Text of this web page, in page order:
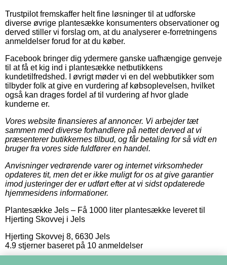
Trustpilot fremskaffer helt fine løsninger til at udforske
diverse øvrige plantesække konsumenters observationer og
derved stiller vi forslag om, at du analyserer e-forretningens
anmeldelser forud for at du køber.
Facebook bringer dig ydermere ganske uafhængige genveje
til at få et kig ind i plantesække netbutikkens
kundetilfredshed. I øvrigt møder vi en del webbutikker som
tilbyder folk at give en vurdering af købsoplevelsen, hvilket
også kan drages fordel af til vurdering af hvor glade
kunderne er.
Vores website finansieres af annoncer. Vi arbejder tæt
sammen med diverse forhandlere på nettet derved at vi
præsenterer butikkernes tilbud, og får betaling for så vidt en
bruger fra vores side fuldfører en handel.
Anvisninger vedrørende varer og internet virksomheder
opdateres tit, men det er ikke muligt for os at give garantier
imod justeringer der er udført efter at vi sidst opdaterede
hjemmesidens informationer.
Plantesække Jels – Få 1000 liter plantesække leveret til
Hjerting Skovvej i Jels
Hjerting Skovvej 8, 6630 Jels
4.9 stjerner baseret på 10 anmeldelser